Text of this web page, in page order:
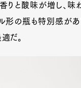
りと酸味が増し、味
形の瓶も特別感が
だ。